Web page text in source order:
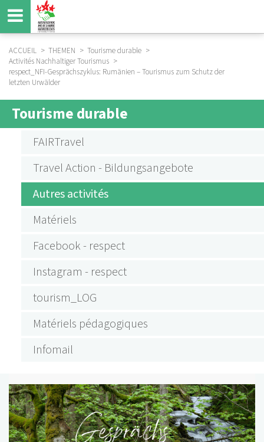
Aller
au
contenu
principal
FIL
D'ARIANE
ACCUEIL THEMEN
Tourisme durable
Activités Nachhaltiger Tourismus
respect_NFI-Gesprächszyklus: Rumänien – Tourismus zum Schutz der
letzten Urwälder
SUBMENU
AKTIVITÄTEN
NACHHALTIGER
TOURISMUS
Tourisme durable
FAIRTravel
Travel Action - Bildungsangebote
Autres activités
Matériels
Facebook - respect
Instagram - respect
tourism_LOG
Matériels pédagogiques
Infomail